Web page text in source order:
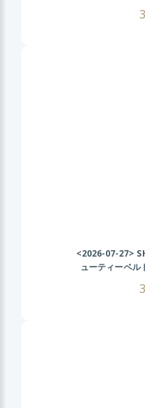
バルゲーム ミリ
<2026-07-27>
ューティーベル
(BK ブラック)
ーム ミリタ